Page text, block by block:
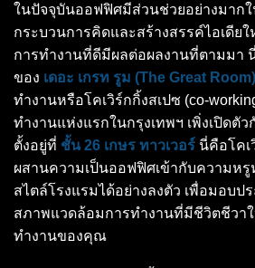
ในปัจจุบันออฟฟิศมีส่วนช่วยอย่างมากใ
กระบวนการคิดและสร้างสรรค์ไอเดีย
การทำงานที่ดีมีผลต่อผลงานที่ตามมา
ของ เดอะ เกรท รูม (The Great Room)
ทำงานหรือโคเวิร์กกิ้งสเปซ (co-
ทำงานแห่งแรกในกรุงเทพฯ เพิ่งเปิดตั
ตั้งอยู่ที่ ชั้น 26 เกษร ทาวเวอร์ นี่คือโคเ
ผสานความเป็นออฟฟิศเข้ากับความหรู
สไตล์โรงแรมได้อย่างลงตัว เพื่อมอบป
สภาพแวดล้อมการทำงานที่มีชีวิตชีวา
ทำงานของคุณ